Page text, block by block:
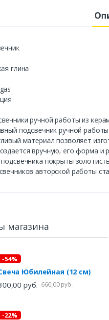
глина
ручной работы из
подсвечник ручной
материал позволяет
вручную, его форма и
покрыты
авторской работы
магазина
-54%
Юбилейная (12 см)
руб. 660,00 руб.
-22%